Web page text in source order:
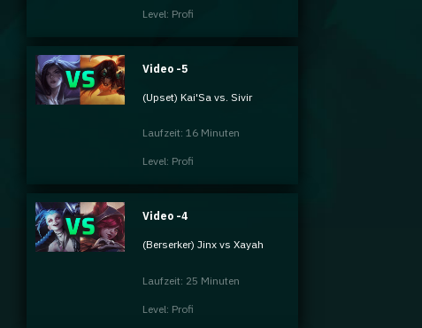
Level: Profi
Video -5
(Upset) Kai'Sa vs. Sivir
Laufzeit: 16 Minuten
Level: Profi
Video -4
(Berserker) Jinx vs Xayah
Laufzeit: 25 Minuten
Level: Profi